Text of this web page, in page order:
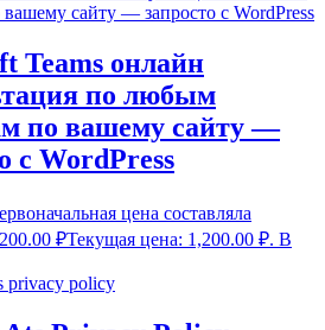
Teams онлайн
по любым
по вашему сайту —
с WordPress
цена составляла
₽Текущая цена: 1,200.00 ₽. В